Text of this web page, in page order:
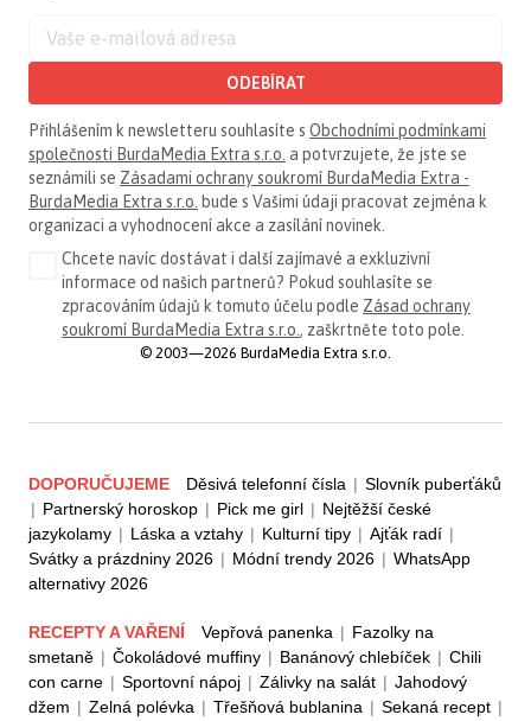
ODEBÍRAT
Přihlášením k newsletteru souhlasíte s Obchodními podmínkami
společnosti BurdaMedia Extra s.r.o. a potvrzujete, že jste se
seznámili se Zásadami ochrany soukromí BurdaMedia Extra -
BurdaMedia Extra s.r.o. bude s Vašimi údaji pracovat zejména k
organizaci a vyhodnocení akce a zasílání novinek.
Chcete navíc dostávat i další zajímavé a exkluzivní
informace od našich partnerů? Pokud souhlasíte se
zpracováním údajů k tomuto účelu podle Zásad ochrany
soukromí BurdaMedia Extra s.r.o., zaškrtněte toto pole.
© 2003—2026 BurdaMedia Extra s.r.o.
DOPORUČUJEME Děsivá telefonní čísla | Slovník puberťáků
| Partnerský horoskop | Pick me girl | Nejtěžší české
jazykolamy | Láska a vztahy | Kulturní tipy | Ajťák radí |
Svátky a prázdniny 2026 | Módní trendy 2026 | WhatsApp
alternativy 2026
RECEPTY A VAŘENÍ Vepřová panenka | Fazolky na
smetaně | Čokoládové muffiny | Banánový chlebíček | Chili
con carne | Sportovní nápoj | Zálivky na salát | Jahodový
džem | Zelná polévka | Třešňová bublanina | Sekaná recept |